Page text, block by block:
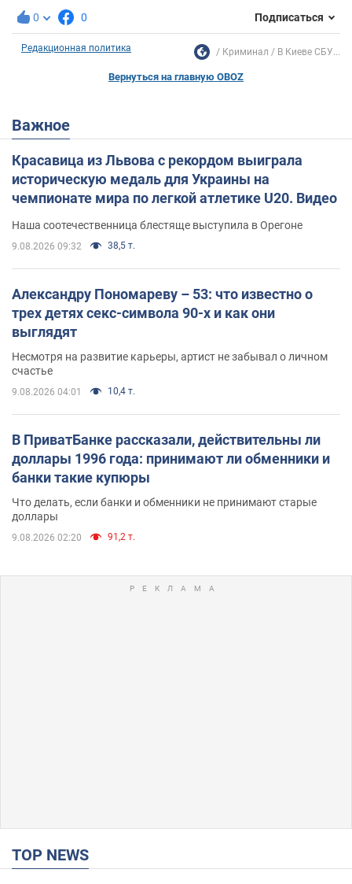
0 0 Подписаться
Редакционная политика Криминал В Киеве СБУ...
Вернуться на главную OBOZ
Важное
Красавица из Львова с рекордом выиграла
историческую медаль для Украины на
чемпионате мира по легкой атлетике U20. Видео
Наша соотечественница блестяще выступила в Орегоне
9.08.2026 09:32 38,5 т.
Александру Пономареву – 53: что известно о
трех детях секс-символа 90-х и как они
выглядят
Несмотря на развитие карьеры, артист не забывал о личном
счастье
9.08.2026 04:01 10,4 т.
В ПриватБанке рассказали, действительны ли
доллары 1996 года: принимают ли обменники и
банки такие купюры
Что делать, если банки и обменники не принимают старые
доллары
9.08.2026 02:20 91,2 т.
TOP NEWS